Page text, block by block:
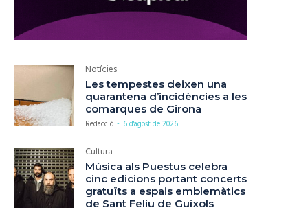
Notícies
Les tempestes deixen una
quarantena d’incidències a les
comarques de Girona
Redacció - 6 d'agost de 2026
Cultura
Música als Puestus celebra
cinc edicions portant concerts
gratuïts a espais emblemàtics
de Sant Feliu de Guíxols